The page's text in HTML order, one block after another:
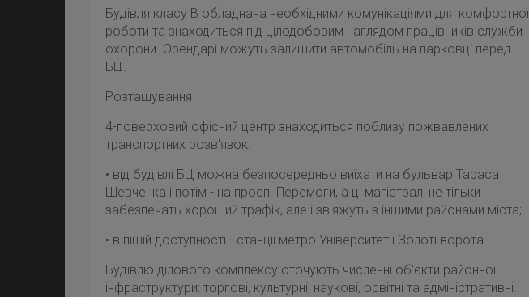
Будівля класу B обладнана необхідними комунікаціями для комфортної
роботи та знаходиться під цілодобовим наглядом працівників служби
охорони. Орендарі можуть залишити автомобіль на парковці перед
БЦ.
Розташування
4-поверховий офісний центр знаходиться поблизу пожвавлених
транспортних розв'язок.
• від будівлі БЦ можна безпосередньо виїхати на бульвар Тараса
Шевченка і потім - на просп. Перемоги, а ці магістралі не тільки
забезпечать хороший трафік, але і зв'яжуть з іншими районами міста;
• в пішій доступності - станції метро Університет і Золоті ворота.
Будівлю ділового комплексу оточують численні об'єкти районної
інфраструктури: торгові, культурні, наукові, освітні та адміністративні.